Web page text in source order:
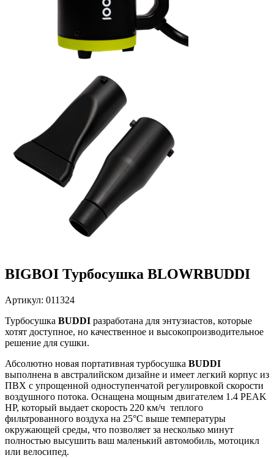
BIGBOI Турбосушка BLOWRBUDDI
Артикул: 011324
Турбосушка BUDDI разработана для энтузиастов, которые
хотят доступное, но качественное и высокопроизводительное
решение для сушки.
Абсолютно новая портативная турбосушка BUDDI
выполнена в австралийском дизайне и имеет легкий корпус из
ПВХ с упрощенной одноступенчатой регулировкой скорости
воздушного потока. Оснащена мощным двигателем 1.4 PEAK
HP, который выдает скорость 220 км/ч теплого
фильтрованного воздуха на 25°C выше температуры
окружающей среды, что позволяет за несколько минут
полностью высушить ваш маленький автомобиль, мотоцикл
или велосипед.